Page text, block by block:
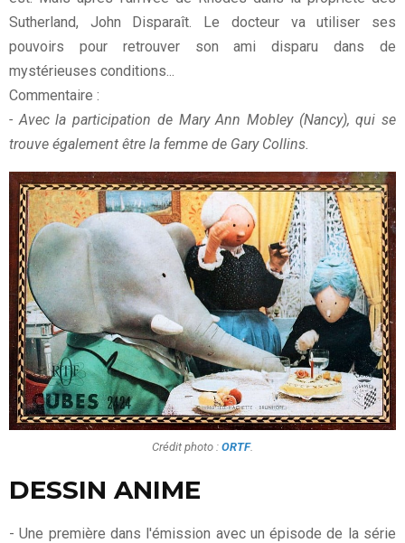
Sutherland, John Disparaît. Le docteur va utiliser ses
pouvoirs pour retrouver son ami disparu dans de
mystérieuses conditions...
Commentaire :
- Avec la participation de Mary Ann Mobley (Nancy), qui se
trouve également être la femme de Gary Collins.
Crédit photo : ORTF.
DESSIN ANIME
- Une première dans l'émission avec un épisode de la série